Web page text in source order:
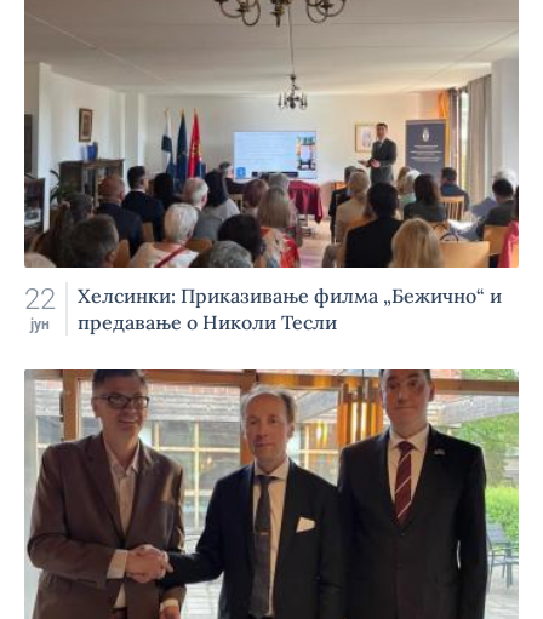
22
јун
Хелсинки: Приказивање филма „Бежично“ и
предавање о Николи Тесли